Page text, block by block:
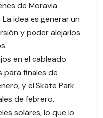
de Moravia
idea es generar un
y poder alejarlos
en el cableado
para finales de
y el Skate Park
de febrero.
solares, lo que lo